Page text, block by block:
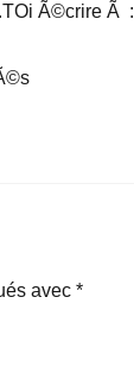
Ã©crire Ã :
avec *